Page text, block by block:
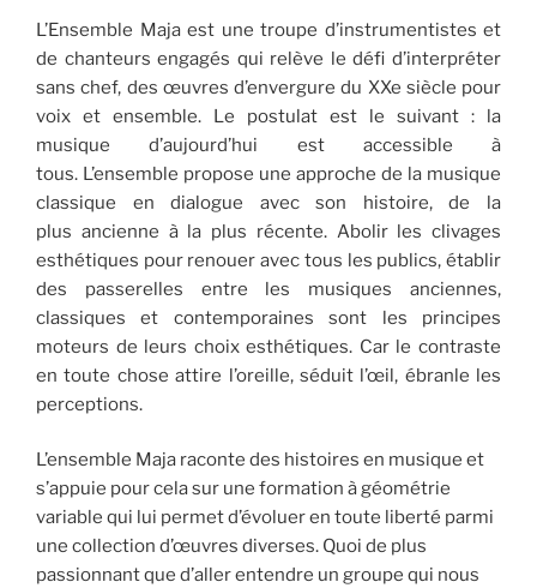
L’Ensemble Maja est une troupe d’instrumentistes et
de chanteurs engagés qui relève le défi d’interpréter
sans chef, des œuvres d’envergure du XXe siècle pour
voix et ensemble. Le postulat est le suivant : la
musique d’aujourd’hui est accessible à
tous. L’ensemble propose une approche de la musique
classique en dialogue avec son histoire, de la
plus ancienne à la plus récente. Abolir les clivages
esthétiques pour renouer avec tous les publics, établir
des passerelles entre les musiques anciennes,
classiques et contemporaines sont les principes
moteurs de leurs choix esthétiques. Car le contraste
en toute chose attire l’oreille, séduit l’œil, ébranle les
perceptions.
L’ensemble Maja raconte des histoires en musique et
s’appuie pour cela sur une formation à géométrie
variable qui lui permet d’évoluer en toute liberté parmi
une collection d’œuvres diverses. Quoi de plus
passionnant que d’aller entendre un groupe qui nous